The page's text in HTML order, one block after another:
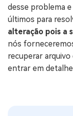
desse problema
últimos para
alteração pois a
nós
recuperar
entrar em